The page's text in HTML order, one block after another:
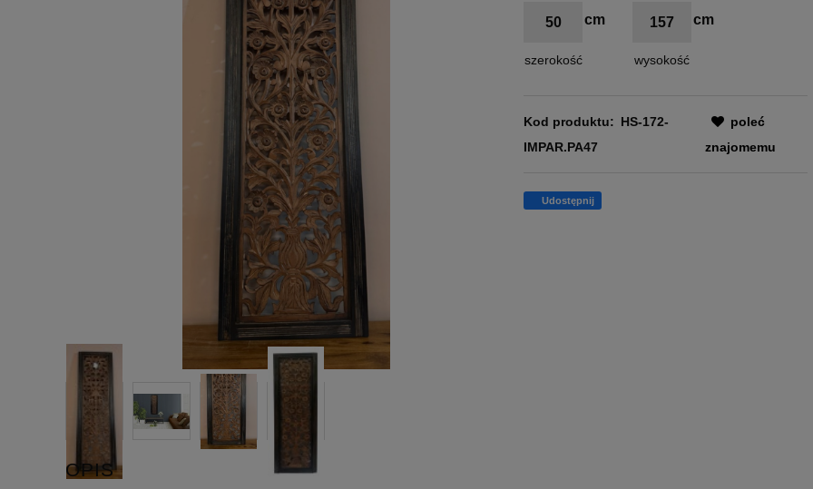
50
szerokość
157
wysokość
Kod produktu: HS-172-
IMPAR.PA47
poleć
znajomemu
Udostępnij
OPIS